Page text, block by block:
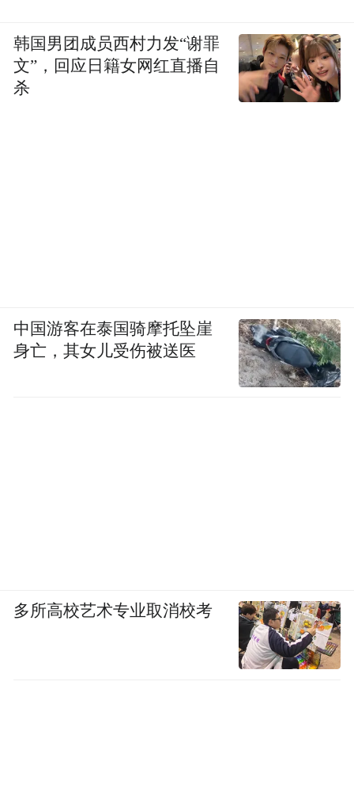
韩国男团成员西村力发“谢罪
文”，回应日籍女网红直播自
杀
中国游客在泰国骑摩托坠崖
身亡，其女儿受伤被送医
多所高校艺术专业取消校考